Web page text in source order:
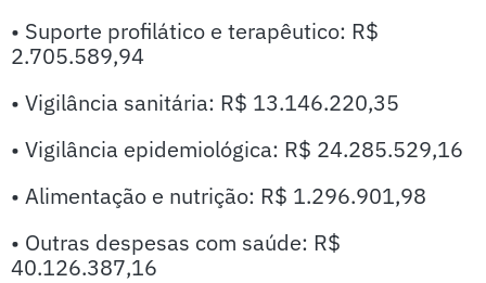
• Suporte profilático e terapêutico: R$
2.705.589,94
• Vigilância sanitária: R$ 13.146.220,35
• Vigilância epidemiológica: R$ 24.285.529,16
• Alimentação e nutrição: R$ 1.296.901,98
• Outras despesas com saúde: R$
40.126.387,16